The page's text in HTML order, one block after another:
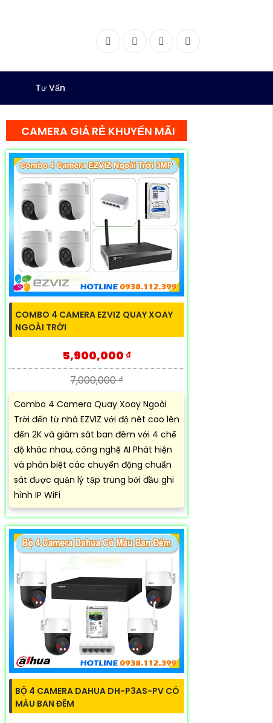
FacebookTwitter InstagramDribbble
Tư Vấn
CAMERA GIÁ RẺ KHUYẾN MÃI
COMBO 4 CAMERA EZVIZ QUAY XOAY
NGOÀI TRỜI
5,900,000 ₫
7,000,000 ₫
Combo 4 Camera Quay Xoay Ngoài
Trời đến từ nhà EZVIZ với độ nét cao lên
đến 2K và giám sát ban đêm với 4 chế
độ khác nhau, công nghệ AI Phát hiện
và phân biệt các chuyển động chuẩn
sát được quản lý tập trung bởi đầu ghi
hình IP WiFi
BỘ 4 CAMERA DAHUA DH-P3AS-PV CÓ
MÀU BAN ĐÊM